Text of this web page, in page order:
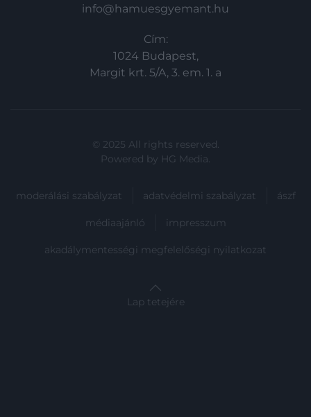
info@hamuesgyemant.hu
Cím:
1024 Budapest,
Margit krt. 5/A, 3. em. 1. a
© 2025 All rights reserved.
Powered by HG Media.
moderálási szabályzat adatvédelmi szabályzat ászf
médiaajánló impresszum
akadálymentességi megfelelőségi nyilatkozat
Lap tetejére